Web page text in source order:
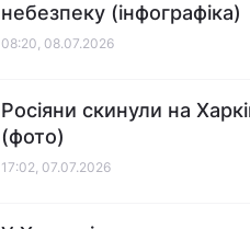
небезпеку (інфографіка)
08:20, 08.07.2026
Росіяни скинули на
(фото)
17:02, 07.07.2026